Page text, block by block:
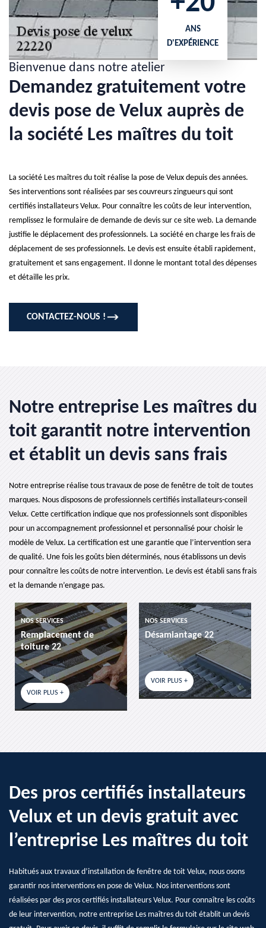
ANS
D'EXPÉRIENCE
Bienvenue dans notre atelier
Demandez gratuitement votre
devis pose de Velux auprès de
la société Les maîtres du toit
La société Les maîtres du toit réalise la pose de Velux depuis des années.
Ses interventions sont réalisées par ses couvreurs zingueurs qui sont
certifiés installateurs Velux. Pour connaître les coûts de leur intervention,
remplissez le formulaire de demande de devis sur ce site web. La demande
justifie le déplacement des professionnels. La société en charge les frais de
déplacement de ses professionnels. Le devis est ensuite établi rapidement,
gratuitement et sans engagement. Il donne le montant total des dépenses
et détaille les prix.
CONTACTEZ-NOUS !
Notre entreprise Les maîtres du
toit garantit notre intervention
et établit un devis sans frais
Notre entreprise réalise tous travaux de pose de fenêtre de toit de toutes
marques. Nous disposons de professionnels certifiés installateurs-conseil
Velux. Cette certification indique que nos professionnels sont disponibles
pour un accompagnement professionnel et personnalisé pour choisir le
modèle de Velux. La certification est une garantie que l’intervention sera
de qualité. Une fois les goûts bien déterminés, nous établissons un devis
pour connaître les coûts de notre intervention. Le devis est établi sans frais
et la demande n’engage pas.
NOS SERVICES
Remplacement de
toiture 22
VOIR PLUS +
NOS SERVICES
Désamiantage 22
VOIR PLUS +
Des pros certifiés installateurs
Velux et un devis gratuit avec
l’entreprise Les maîtres du toit
Habitués aux travaux d’installation de fenêtre de toit Velux, nous osons
garantir nos interventions en pose de Velux. Nos interventions sont
réalisées par des pros certifiés installateurs Velux. Pour connaître les coûts
de leur intervention, notre entreprise Les maîtres du toit établit un devis